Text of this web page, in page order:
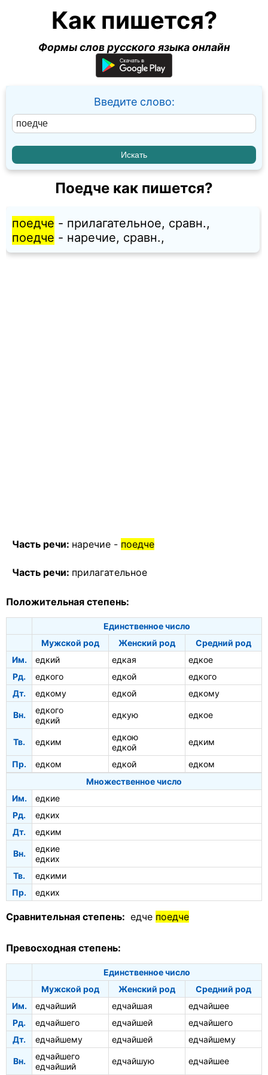
Как пишется?
Формы слов русского языка онлайн
Введите слово:
Поедче как пишется?
поедче - прилагательное, сравн.,
поедче - наречие, сравн.,
Часть речи: наречие - поедче
Часть речи: прилагательное
Положительная степень:
Единственное число
Мужской род
Женский род
Средний род
Им.
едкий едкая
едкое
Рд.
едкого едкой
едкого
Дт.
едкому едкой едкому
Вн.
едкого
едкий
едкую едкое
Тв. едким
едкою
едкой
едким
Пр. едком едкой
едком
Множественное число
Им.
едкие
Рд.
едких
Дт.
едким
Вн.
едкие
едких
Тв.
едкими
Пр.
едких
Сравнительная степень: едче поедче
Превосходная степень:
Единственное число
Мужской род
Женский род
Средний род
Им.
едчайший едчайшая
едчайшее
Рд.
едчайшего едчайшей
едчайшего
Дт.
едчайшему едчайшей едчайшему
Вн.
едчайшего
едчайший
едчайшую едчайшее